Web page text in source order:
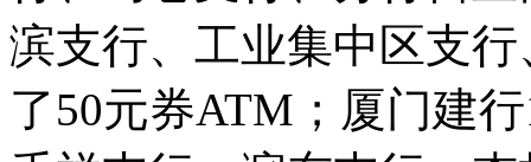
滨支行、工业集中区支
了50元券ATM；厦门建